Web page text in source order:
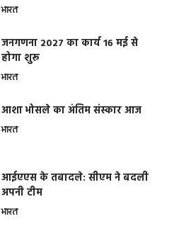
भारत
जनगणना 2027 का कार्य 16 मई से
होगा शुरू
भारत
आशा भोसले का अंतिम संस्कार आज
भारत
आईएएस के तबादले: सीएम ने बदली
अपनी टीम
भारत